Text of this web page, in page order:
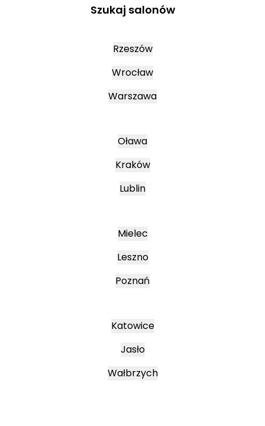
Szukaj salonów
Rzeszów
Wrocław
Warszawa
Oława
Kraków
Lublin
Mielec
Leszno
Poznań
Katowice
Jasło
Wałbrzych